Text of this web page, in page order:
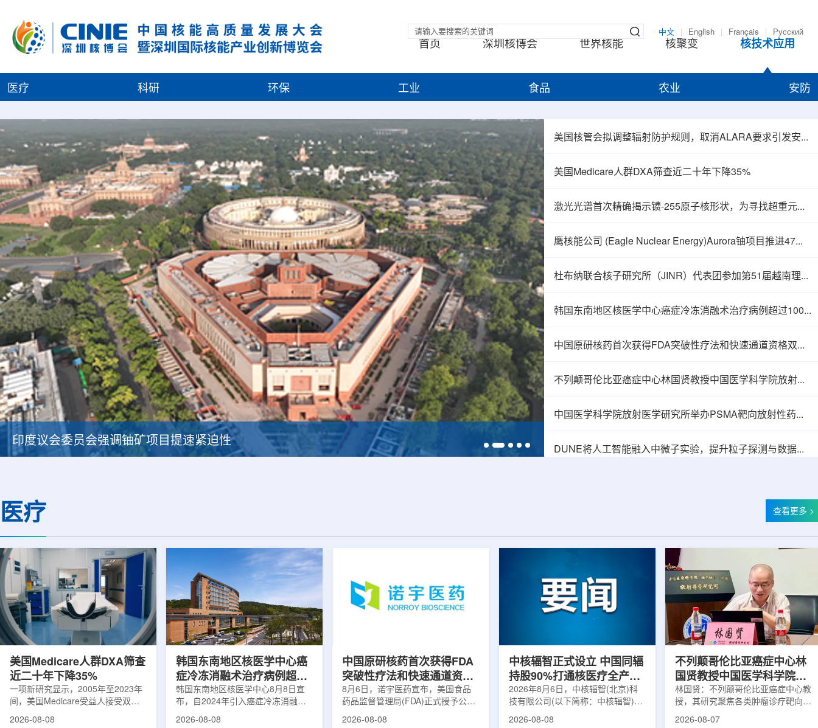
中文 English Français Русский
首页 深圳核博会 世界核能 核聚变 核技术应用
医疗 科研 环保 工业 食品 农业 安防
印度议会委员会强调铀矿项目提速紧迫性 中核辐智正式设立 中国同辐持股90%打通核医
美国核管会拟调整辐射防护规则，取消ALARA要求引发安全争议
美国Medicare人群DXA筛查近二十年下降35%
激光光谱首次精确揭示镄-255原子核形状，为寻找超重元素提供新线索
鹰核能公司 (Eagle Nuclear Energy)Aurora铀项目推进47孔预可研钻探
杜布纳联合核子研究所（JINR）代表团参加第51届越南理论物理会议
韩国东南地区核医学中心癌症冷冻消融术治疗病例超过100例
中国原研核药首次获得FDA突破性疗法和快速通道资格双重认定
不列颠哥伦比亚癌症中心林国贤教授中国医学科学院放射医学研究所开展学术交流
中国医学科学院放射医学研究所举办PSMA靶向放射性药物学术报告会
DUNE将人工智能融入中微子实验，提升粒子探测与数据处理能力
医疗 查看更多 >
美国Medicare人群DXA筛查
近二十年下降35%
一项新研究显示，2005年至2023年
间，美国Medicare受益人接受双能X
射线吸收测定(DXA)检查的比例明显
2026-08-08
韩国东南地区核医学中心癌
症冷冻消融术治疗病例超过
100例
韩国东南地区核医学中心8月8日宣
布，自2024年引入癌症冷冻消融术
以来，中心已完成超过100例相关手
2026-08-08
中国原研核药首次获得FDA
突破性疗法和快速通道资格
双重认定
8月6日，诺宇医药宣布，美国食品
药品监督管理局(FDA)正式授予公司
自主研发的68Ga-NYM096突破性疗
2026-08-08
中核辐智正式设立 中国同辐
持股90%打通核医疗全产业
链
2026年8月6日，中核辐智(北京)科
技有限公司(以下简称：中核辐智)正
式设立。公司由中国同辐股份有限公
2026-08-08
不列颠哥伦比亚癌症中心林
国贤教授中国医学科学院放
射医学研究所开展学术交流
林国贤：不列颠哥伦比亚癌症中心教
授，其研究聚焦各类肿瘤诊疗靶向放
射性药物开发，迄今已主导/参与发
2026-08-07